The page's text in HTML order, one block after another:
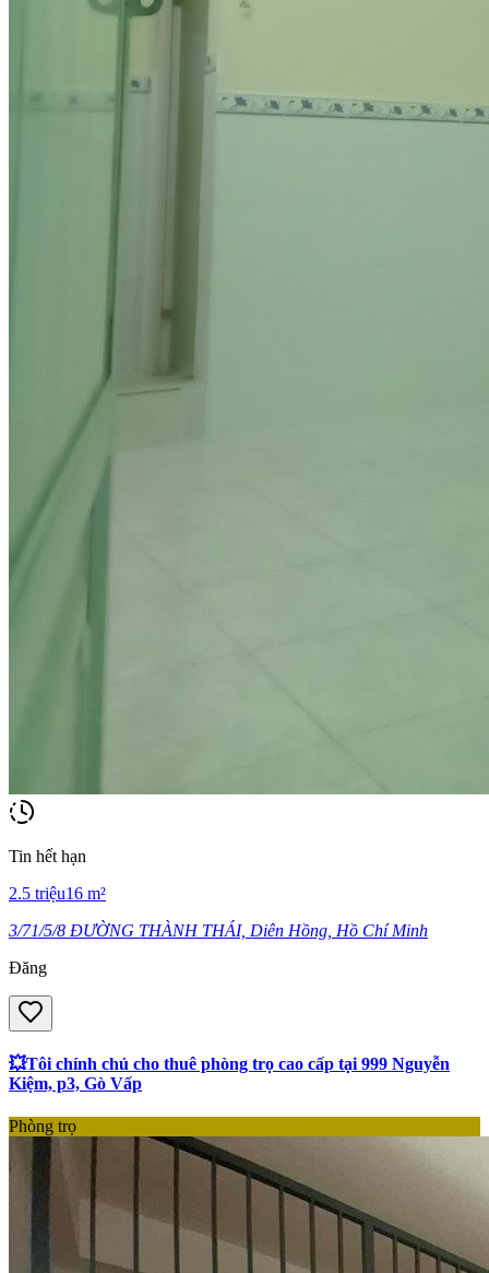
Tin hết hạn
2.5 triệu16 m²
3/71/5/8 ĐƯỜNG THÀNH THÁI, Diên Hồng, Hồ Chí Minh
Đăng
💥Tôi chính chủ cho thuê phòng trọ cao cấp tại 999 Nguyễn
Kiệm, p3, Gò Vấp
Phòng trọ